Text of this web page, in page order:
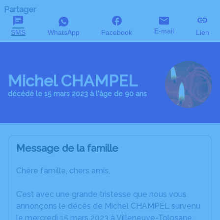
Partager
SMS WhatsApp Facebook E-mail Lien
Michel CHAMPEL
décédé le 15 mars 2023 à l'âge de 90 ans
Message de la famille
Chère famille, chers amis,
C’est avec une grande tristesse que nous vous
annonçons le décès de Michel CHAMPEL survenu
le mercredi 15 mars 2023 à Villeneuve-Tolosane.